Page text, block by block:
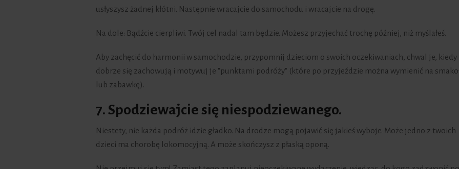
usłyszysz żadnej kłótni. Następnie wracajcie do samochodu i wracajcie na drogę.
Na dole: Bądźcie cierpliwi. Twój cel nadal tam będzie. Możesz przyjechać trochę później, niż myślałeś.
Aby zachęcić do harmonii w samochodzie, przypomnij dzieciom o swoich oczekiwaniach, chwal je, kiedy
dobrze się zachowują i motywuj je "punktami podróży" (które po przyjeździe można wymienić na
lub zabawkę).
7. Spodziewajcie się niespodziewanego.
Niestety, nie każda podróż idzie gładko. Na drodze mogą pojawić się jakieś wyboje. Może jedno z twoich
dzieci ma chorobę lokomocyjną. A może skończysz z płaską oponą.